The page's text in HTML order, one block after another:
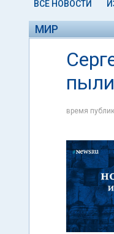
ВСЕ НОВОСТИ
МИР
время